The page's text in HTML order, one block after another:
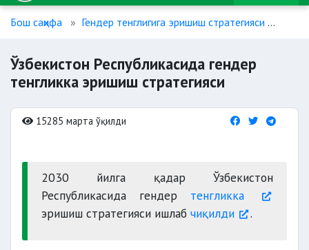
Бош саҳифа Гендер тенглигига эришиш стратегияси
Ўзбекистон Республикасида гендер
тенгликка эришиш стратегияси
15285 марта ўқилди
2030 йилга қадар Ўзбекистон
Республикасида гендер тенгликка
эришиш стратегияси ишлаб чиқилди .